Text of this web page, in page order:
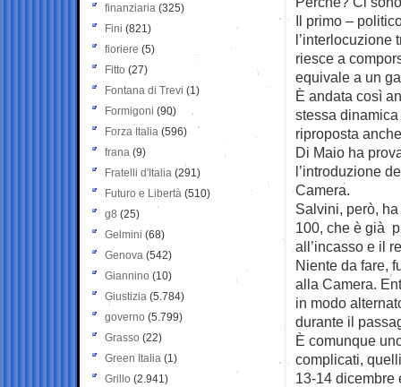
Il primo –
l’interlocuzione
riesce a
equivale a un
È andata così
stessa
riproposta
Di Maio ha
l’introduzione
Camera.
Salvini, però,
100, che è già
all’incasso e il
Niente da fare,
alla Camera.
in modo
durante il
È comunque
complicati,
13-14 dicembre
finanziaria (325)
Fini (821)
fioriere (5)
Fitto (27)
Fontana di Trevi (1)
Formigoni (90)
Forza Italia (596)
frana (9)
Fratelli d'Italia (291)
Futuro e Libertà (510)
g8 (25)
Gelmini (68)
Genova (542)
Giannino (10)
Giustizia (5.784)
governo (5.799)
Grasso (22)
Green Italia (1)
Grillo (2.941)